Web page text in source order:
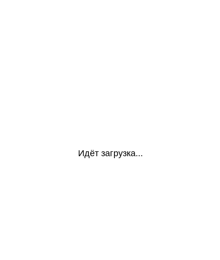
Идёт загрузка...